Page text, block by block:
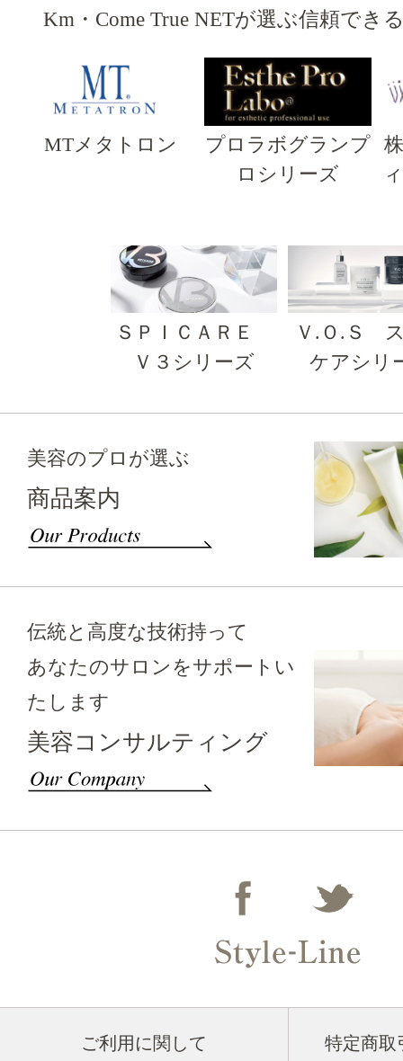
Km・Come True NETが選ぶ信頼でき
MTメタトロン
プロラボグランプ
ロシリーズ
ＳＰＩＣＡＲＥ
Ｖ３シリーズ
Ｖ.Ｏ.Ｓ
ケアシリ
美容のプロが選ぶ
商品案内
伝統と高度な技術持って
あなたのサロンをサポートい
たします
美容コンサルティング
ご利用に関して 特定商取